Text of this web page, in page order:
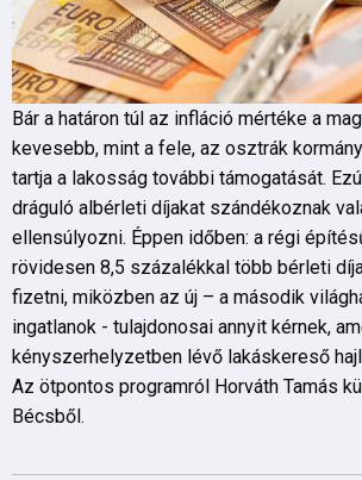
Bár a határon túl az infláció mértéke a
kevesebb, mint a fele, az osztrák
tartja a lakosság további támogatását.
dráguló albérleti díjakat szándékoznak
ellensúlyozni. Éppen időben: a régi
rövidesen 8,5 százalékkal több bérleti
fizetni, miközben az új – a második
ingatlanok - tulajdonosai annyit kérnek,
kényszerhelyzetben lévő lakáskereső
Az ötpontos programról Horváth Tamás
Bécsből.